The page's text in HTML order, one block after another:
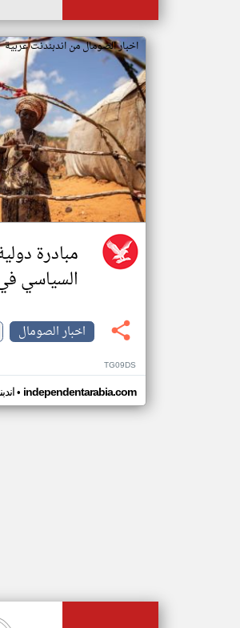
اخبار الصومال من اندبندنت عربية
مبادرة
السياسي
اخبار الصومال
TG09DS
• independentarabia.com